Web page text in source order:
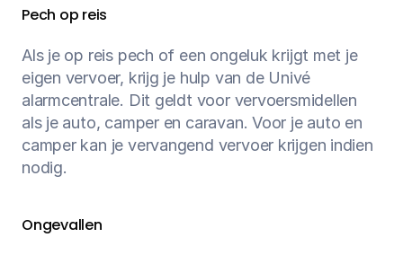
Pech op reis
Als je op reis pech of een ongeluk krijgt met je
eigen vervoer, krijg je hulp van de Univé
alarmcentrale. Dit geldt voor vervoersmidellen
als je auto, camper en caravan. Voor je auto en
camper kan je vervangend vervoer krijgen indien
nodig.
Ongevallen